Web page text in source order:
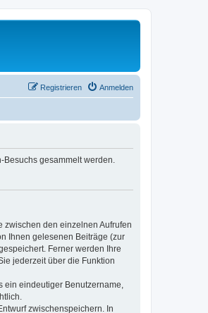
Anmelden
Registrieren
Besuchs gesammelt werden.
zwischen den einzelnen Aufrufen
Ihnen gelesenen Beiträge (zur
Ferner werden Ihre
jederzeit über die Funktion
ein eindeutiger Benutzername,
zwischenspeichern. In